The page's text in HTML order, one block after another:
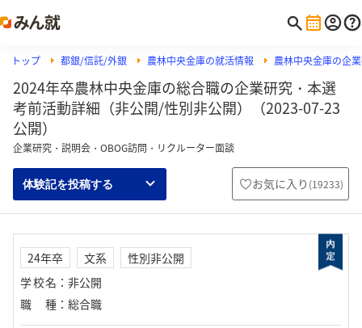
トップ 都銀/信託/外銀 農林中央金庫の就活情報 農林中央金庫の企
2024年卒農林中央金庫の総合職の企業研究・本選
考前活動詳細（非公開/性別非公開）（2023-07-23
公開）
企業研究・説明会・OBOG訪問・リクルーター面談
体験記を投稿する お気に入り (19233)
24年卒 文系
性別非公開
学校名 ： 非公開
職種 ： 総合職